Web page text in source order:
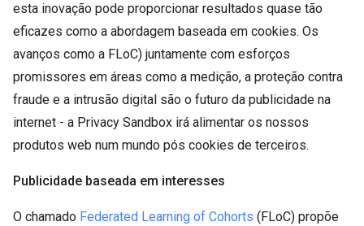
esta inovação pode proporcionar resultados quase tão
eficazes como a abordagem baseada em cookies. Os
avanços como a FLoC) juntamente com esforços
promissores em áreas como a medição, a proteção contra
fraude e a intrusão digital são o futuro da publicidade na
internet - a Privacy Sandbox irá alimentar os nossos
produtos web num mundo pós cookies de terceiros.
Publicidade baseada em interesses
O chamado Federated Learning of Cohorts (FLoC) propõe